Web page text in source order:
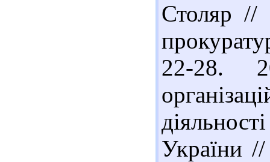
Столяр //
22-28.
України //